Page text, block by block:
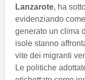
Lanzarote, ha
evidenziando
generato un clima
isole stanno
vite dei migranti
Le politiche